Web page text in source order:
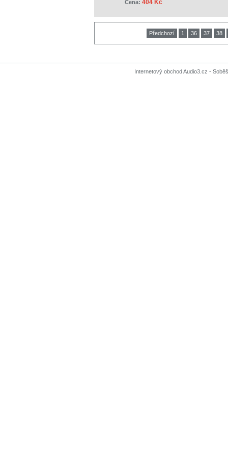
Cena: 404 Kč
Předchozí 1 36 37 38
Internetový obchod Audio3.cz -